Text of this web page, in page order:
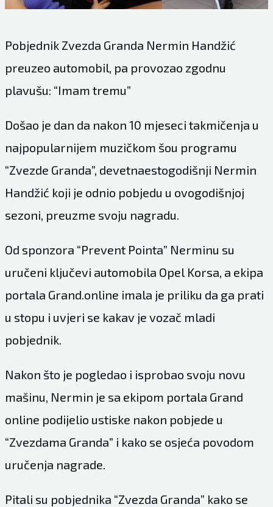
Pobjednik Zvezda Granda Nermin Handžić
preuzeo automobil, pa provozao zgodnu
plavušu: “Imam tremu”
Došao je dan da nakon 10 mjeseci takmičenja u
najpopularnijem muzičkom šou programu
“Zvezde Granda”, devetnaestogodišnji Nermin
Handžić koji je odnio pobjedu u ovogodišnjoj
sezoni, preuzme svoju nagradu.
Od sponzora “Prevent Pointa” Nerminu su
uručeni ključevi automobila Opel Korsa, a ekipa
portala Grand.online imala je priliku da ga prati
u stopu i uvjeri se kakav je vozač mladi
pobjednik.
Nakon što je pogledao i isprobao svoju novu
mašinu, Nermin je sa ekipom portala Grand
online podijelio ustiske nakon pobjede u
“Zvezdama Granda” i kako se osjeća povodom
uručenja nagrade.
Pitali su pobjednika “Zvezda Granda” kako se